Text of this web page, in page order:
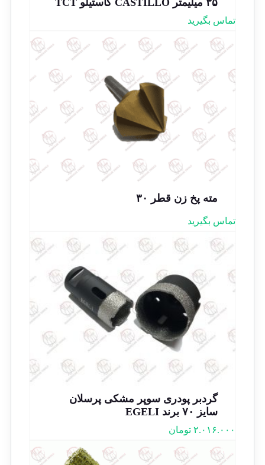
تماس بگیرید
مته پخ زن قطر ۳۰
تماس بگیرید
گردبر پودری سوپر مشکی پرسلان
سایز ۷۰ برند EGELI
۲.۰۱۶.۰۰۰ تومان